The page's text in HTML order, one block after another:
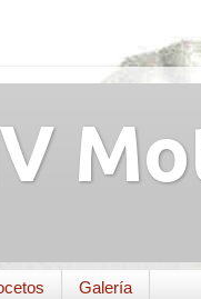
Galería